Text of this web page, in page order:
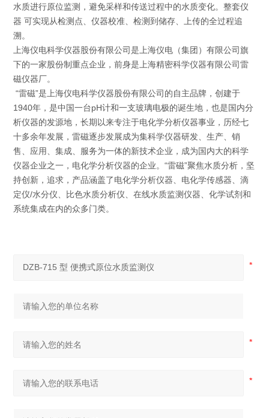
水质进行原位监测，避免采样和传送过程中的水质变化。整套仪
器 可实现从检测点、仪器校准、检测到储存、上传的全过程追
溯。
上海仪电科学仪器股份有限公司是上海仪电（集团）有限公司旗
下的一家股份制重点企业，前身是上海精密科学仪器有限公司雷
磁仪器厂。
“雷磁”是上海仪电科学仪器股份有限公司的自主品牌，创建于
1940年，是中国一台pH计和一支玻璃电极的诞生地，也是国内分
析仪器的发源地，长期以来专注于电化学分析仪器事业，历经七
十多余年发展，雷磁逐步发展成为集科学仪器研发、生产、销
售、应用、集成、服务为一体的新技术企业，成为国内大的科学
仪器企业之一，电化学分析仪器的企业。“雷磁”聚焦水质分析，坚
持创新，追求，产品涵盖了电化学分析仪器、电化学传感器、滴
定仪/水分仪、比色水质分析仪、在线水质监测仪器、化学试剂和
系统集成在内的众多门类。